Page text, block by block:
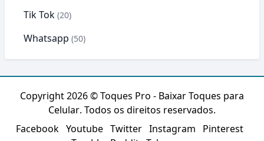
Tik Tok (20)
Whatsapp (50)
Copyright 2026 ©Toques Pro - Baixar Toques para
Celular. Todos os direitos reservados.
Facebook Youtube Twitter Instagram
Pinterest